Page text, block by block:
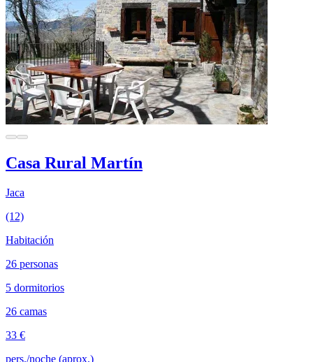
Casa Rural Martín
Jaca
(12)
Habitación
26 personas
5 dormitorios
26 camas
33 €
pers./noche (aprox.)